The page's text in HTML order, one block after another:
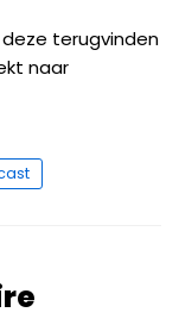
terugvinden
naar